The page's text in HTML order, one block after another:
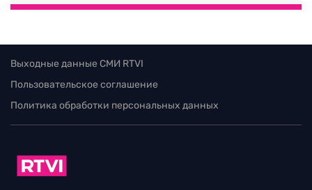
Выходные данные СМИ RTVI
Пользовательское соглашение
Политика обработки персональных данных